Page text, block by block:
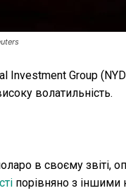
Investment Group
волатильність.
в своєму
порівняно з іншими